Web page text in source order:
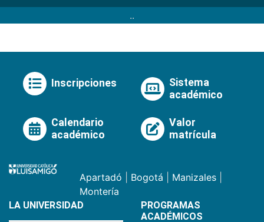
..
Inscripciones
Sistema
académico
Calendario
académico
Valor
matrícula
Apartadó Bogotá Manizales
Montería
LA UNIVERSIDAD
PROGRAMAS
ACADÉMICOS